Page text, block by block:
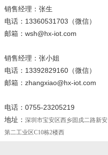
销售经理：张生
电话 ：13360531703 （微信）
邮箱：wsh@hx-iot.com
销售经理：张小姐
电话 ：13392829160 （微信）
邮箱：zhangxiao@hx-iot.com
电话：0755-23205219
地址： 深圳市宝安区西乡固戍二路新安
第二工业区C10栋2楼西